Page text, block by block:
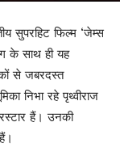
सुपरहिट फिल्म ‘जेम्स
के साथ ही यह
से जबरदस्त
निभा रहे पृथ्वीराज
हैं। उनकी